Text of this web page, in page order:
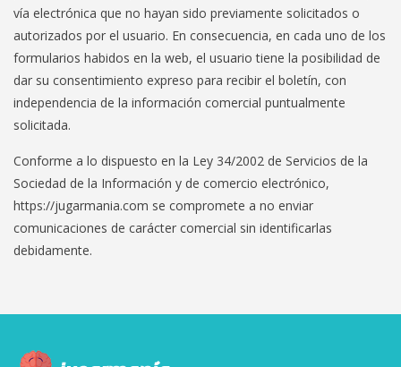
vía electrónica que no hayan sido previamente solicitados o
autorizados por el usuario. En consecuencia, en cada uno de los
formularios habidos en la web, el usuario tiene la posibilidad de
dar su consentimiento expreso para recibir el boletín, con
independencia de la información comercial puntualmente
solicitada.
Conforme a lo dispuesto en la Ley 34/2002 de Servicios de la
Sociedad de la Información y de comercio electrónico,
https://jugarmania.com se compromete a no enviar
comunicaciones de carácter comercial sin identificarlas
debidamente.